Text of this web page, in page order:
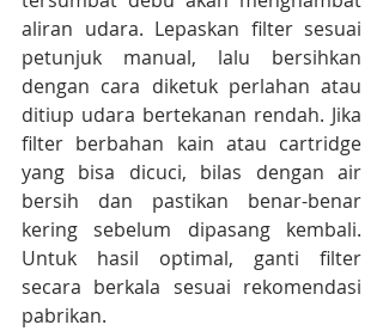
aliran udara. Lepaskan filter sesuai
petunjuk manual, lalu bersihkan
dengan cara diketuk perlahan atau
ditiup udara bertekanan rendah. Jika
filter berbahan kain atau cartridge
yang bisa dicuci, bilas dengan air
bersih dan pastikan benar-benar
kering sebelum dipasang kembali.
Untuk hasil optimal, ganti filter
secara berkala sesuai rekomendasi
pabrikan.